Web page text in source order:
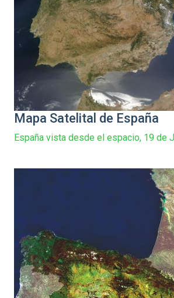
Mapa Satelital de España
España vista desde el espacio, 19 de